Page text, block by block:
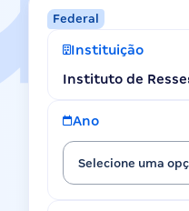
Federal
Instituição
Instituto de
Ano
Selecione uma